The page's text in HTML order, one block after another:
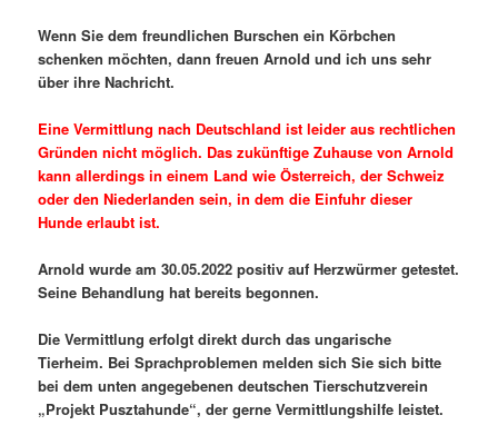
Wenn Sie dem freundlichen Burschen ein Körbchen
schenken möchten, dann freuen Arnold und ich uns sehr
über ihre Nachricht.
Eine Vermittlung nach Deutschland ist leider aus rechtlichen
Gründen nicht möglich. Das zukünftige Zuhause von Arnold
kann allerdings in einem Land wie Österreich, der Schweiz
oder den Niederlanden sein, in dem die Einfuhr dieser
Hunde erlaubt ist.
Arnold wurde am 30.05.2022 positiv auf Herzwürmer getestet.
Seine Behandlung hat bereits begonnen.
Die Vermittlung erfolgt direkt durch das ungarische
Tierheim. Bei Sprachproblemen melden sich Sie sich bitte
bei dem unten angegebenen deutschen Tierschutzverein
„Projekt Pusztahunde“, der gerne Vermittlungshilfe leistet.